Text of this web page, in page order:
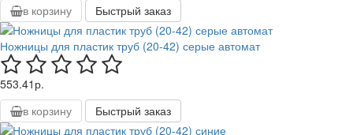
в корзину
Быстрый заказ
Ножницы для пластик труб (20-42) серые автомат
553.41р.
в корзину
Быстрый заказ